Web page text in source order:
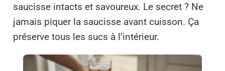
saucisse intacts et savoureux. Le secret ? Ne
jamais piquer la saucisse avant cuisson. Ça
préserve tous les sucs à l’intérieur.